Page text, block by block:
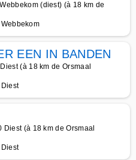
(diest) (à 18 km de
EEN IN BANDEN
(à 18 km de Orsmaal
Diest (à 18 km de Orsmaal